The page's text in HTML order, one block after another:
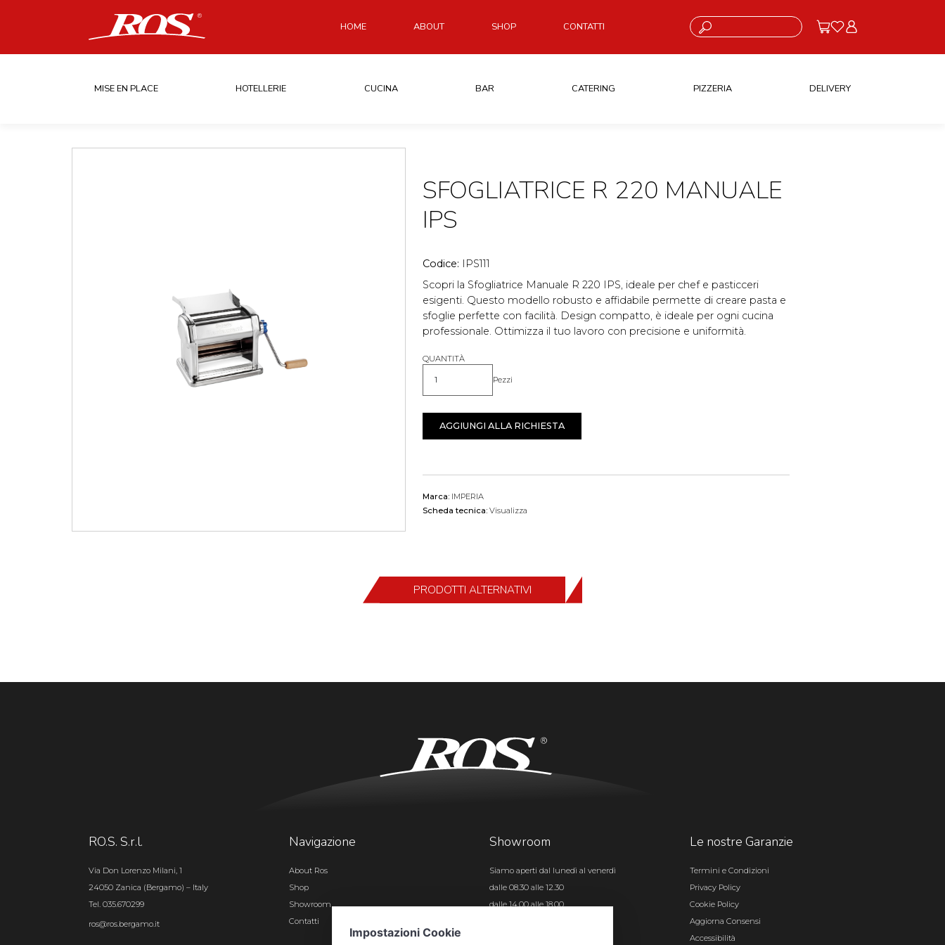
HOME ABOUT SHOP CONTATTI Cosa stai cercando?
MISE EN PLACE HOTELLERIE CUCINA BAR CATERING PIZZERIA DELIVERY
SFOGLIATRICE R 220 MANUALE
IPS
Codice: IPS111
Scopri la Sfogliatrice Manuale R 220 IPS, ideale per chef e pasticceri
esigenti. Questo modello robusto e affidabile permette di creare pasta e
sfoglie perfette con facilità. Design compatto, è ideale per ogni cucina
professionale. Ottimizza il tuo lavoro con precisione e uniformità.
QUANTITÀ
Quantità Pezzi
AGGIUNGI ALLA RICHIESTA
Marca: IMPERIA
Scheda tecnica: Visualizza
PRODOTTI ALTERNATIVI
RO.S. S.r.l.
Via Don Lorenzo Milani, 1
24050 Zanica (Bergamo) – Italy
Tel. 035.670299
ros@ros.bergamo.it
Navigazione
About Ros
Shop
Showroom
Contatti
Showroom
Siamo aperti dal lunedì al venerdì
dalle 08.30 alle 12.30
dalle 14.00 alle 18.00
Le nostre Garanzie
Termini e Condizioni
Privacy Policy
Cookie Policy
Aggiorna Consensi
Accessibilità